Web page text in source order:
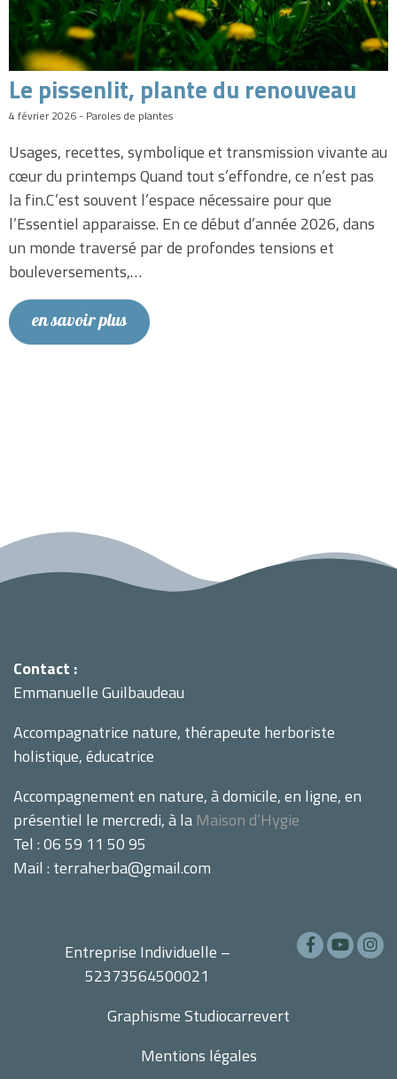
Le pissenlit, plante du renouveau
4 février 2026 - Paroles de plantes
Usages, recettes, symbolique et transmission vivante au
cœur du printemps Quand tout s’effondre, ce n’est pas
la fin.C’est souvent l’espace nécessaire pour que
l’Essentiel apparaisse. En ce début d’année 2026, dans
un monde traversé par de profondes tensions et
bouleversements,…
en savoir plus
Contact :
Emmanuelle Guilbaudeau
Accompagnatrice nature, thérapeute herboriste
holistique, éducatrice
Accompagnement en nature, à domicile, en ligne, en
présentiel le mercredi, à la Maison d’Hygie
Tel : 06 59 11 50 95
Mail : terraherba@gmail.com
Entreprise Individuelle –
52373564500021
GraphismeStudiocarrevert
Mentions légales